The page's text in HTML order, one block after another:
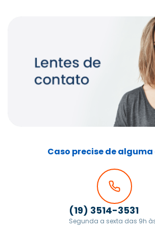
Caso precise de
(19) 3514-3531
Segunda a sexta das 9h